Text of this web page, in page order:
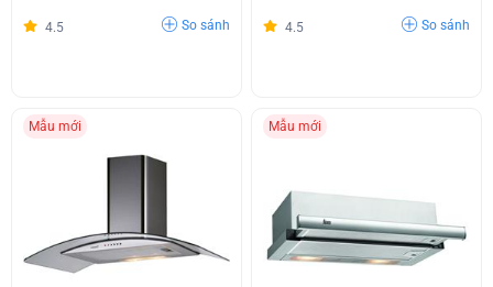
4.5 So sánh 4.5 So sánh
Mẫu mới Mẫu mới